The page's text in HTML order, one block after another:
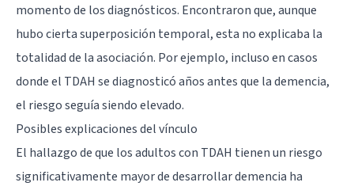
momento de los diagnósticos. Encontraron que, aunque
hubo cierta superposición temporal, esta no explicaba la
totalidad de la asociación. Por ejemplo, incluso en casos
donde el TDAH se diagnosticó años antes que la demencia,
el riesgo seguía siendo elevado.
Posibles explicaciones del vínculo
El hallazgo de que los adultos con TDAH tienen un riesgo
significativamente mayor de desarrollar demencia ha